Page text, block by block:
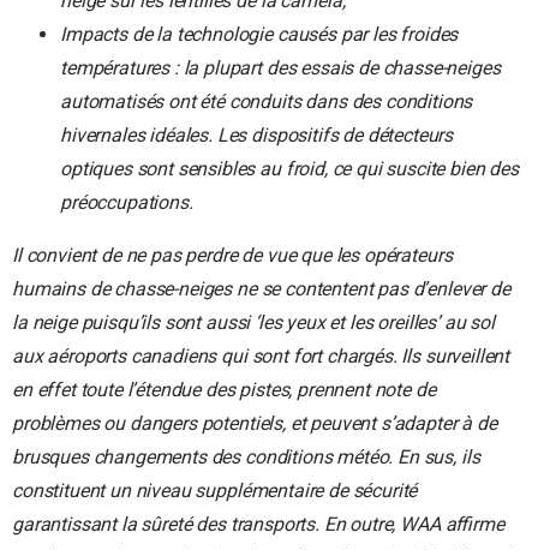
Impacts de la technologie causés par les froides
températures : la plupart des essais de chasse-neiges
automatisés ont été conduits dans des conditions
hivernales idéales. Les dispositifs de détecteurs
optiques sont sensibles au froid, ce qui suscite bien des
préoccupations.
Il convient de ne pas perdre de vue que les opérateurs
humains de chasse-neiges ne se contentent pas d’enlever de
la neige puisqu’ils sont aussi ‘les yeux et les oreilles’ au sol
aux aéroports canadiens qui sont fort chargés. Ils surveillent
en effet toute l’étendue des pistes, prennent note de
problèmes ou dangers potentiels, et peuvent s’adapter à de
brusques changements des conditions météo. En sus, ils
constituent un niveau supplémentaire de sécurité
garantissant la sûreté des transports. En outre, WAA affirme